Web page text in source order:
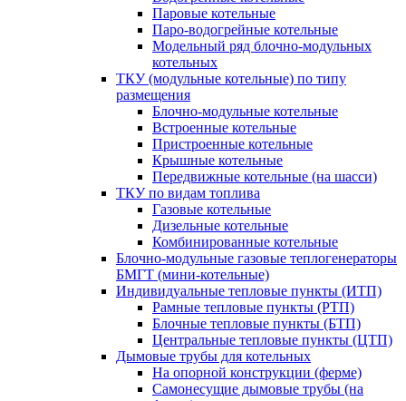
Паровые котельные
Паро-водогрейные котельные
Модельный ряд блочно-модульных
котельных
ТКУ (модульные котельные) по типу
размещения
Блочно-модульные котельные
Встроенные котельные
Пристроенные котельные
Крышные котельные
Передвижные котельные (на шасси)
ТКУ по видам топлива
Газовые котельные
Дизельные котельные
Комбинированные котельные
Блочно-модульные газовые теплогенераторы
БМГТ (мини-котельные)
Индивидуальные тепловые пункты (ИТП)
Рамные тепловые пункты (РТП)
Блочные тепловые пункты (БТП)
Центральные тепловые пункты (ЦТП)
Дымовые трубы для котельных
На опорной конструкции (ферме)
Самонесущие дымовые трубы (на